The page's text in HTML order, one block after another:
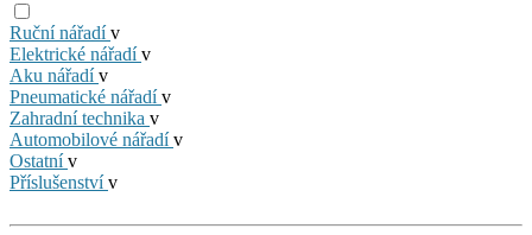
Ruční nářadív
Elektrické nářadív
Aku nářadív
Pneumatické nářadív
Zahradní technika v
Automobilové nářadív
Ostatnív
Příslušenstvív